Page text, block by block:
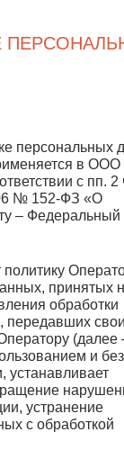
персональных
в ООО
с пп. 2
№ 152-ФЗ «О
– Федеральный
принятых
обработки
передавших
(далее
и без
устанавливает
устранение
с обработкой